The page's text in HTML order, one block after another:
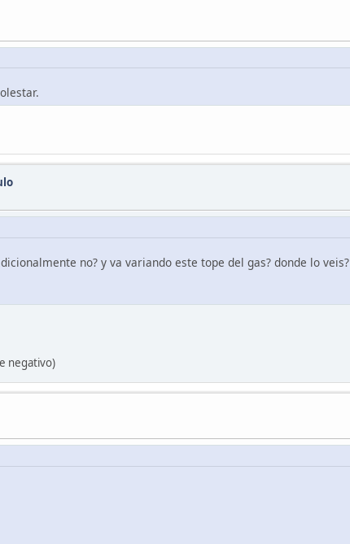
no? y va variando este tope del gas? donde lo veis?
negativo)